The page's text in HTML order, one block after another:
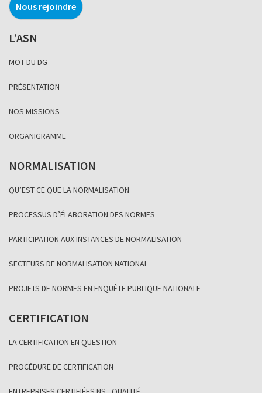
Nous rejoindre
L’ASN
MOT DU DG
PRÉSENTATION
NOS MISSIONS
ORGANIGRAMME
NORMALISATION
QU’EST CE QUE LA NORMALISATION
PROCESSUS D’ÉLABORATION DES NORMES
PARTICIPATION AUX INSTANCES DE NORMALISATION
SECTEURS DE NORMALISATION NATIONAL
PROJETS DE NORMES EN ENQUÊTE PUBLIQUE NATIONALE
CERTIFICATION
LA CERTIFICATION EN QUESTION
PROCÉDURE DE CERTIFICATION